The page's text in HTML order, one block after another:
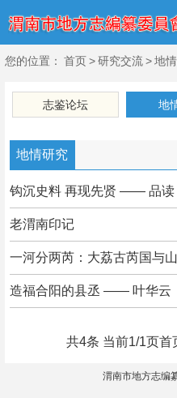
您的位置： 首页>研究交流>地
志鉴论坛 地
地情研究
钩沉史料 再现先贤 —— 品读
老渭南印记
一河分两芮：大荔古芮国与山
造福合阳的县丞 —— 叶华云
共4条 当前1/1页首
渭南市地方志编